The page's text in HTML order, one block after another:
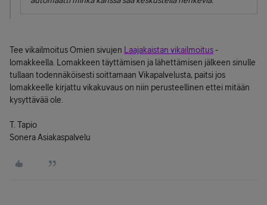
Tee vikailmoitus Omien sivujen Laajakaistan vikailmoitus-
lomakkeella. Lomakkeen täyttämisen ja lähettämisen jälkeen sinulle
tullaan todennäköisesti soittamaan Vikapalvelusta, paitsi jos
lomakkeelle kirjattu vikakuvaus on niin perusteellinen ettei mitään
kysyttävää ole.
T. Tapio
Sonera Asiakaspalvelu